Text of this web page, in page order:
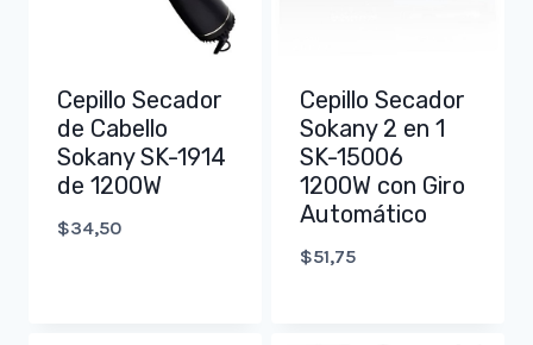
Cepillo Secador
de Cabello
Sokany SK-1914
de 1200W
$34,50
Cepillo Secador
Sokany 2 en 1
SK-15006
1200W con Giro
Automático
$51,75